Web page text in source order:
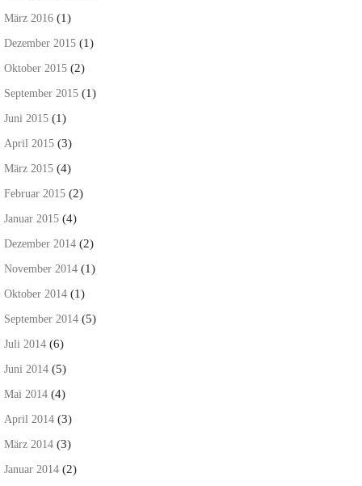
März 2016 (1)
Dezember 2015 (1)
Oktober 2015 (2)
September 2015 (1)
Juni 2015 (1)
April 2015 (3)
März 2015 (4)
Februar 2015 (2)
Januar 2015 (4)
Dezember 2014 (2)
November 2014 (1)
Oktober 2014 (1)
September 2014 (5)
Juli 2014 (6)
Juni 2014 (5)
Mai 2014 (4)
April 2014 (3)
März 2014 (3)
Januar 2014 (2)